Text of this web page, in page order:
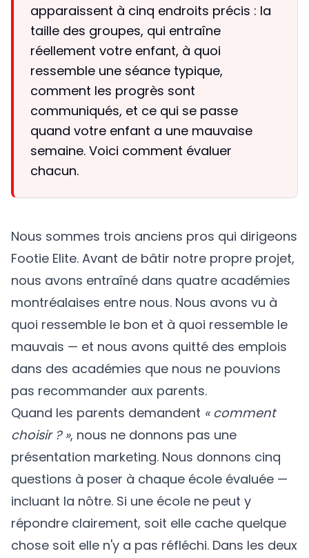
apparaissent à cinq endroits précis : la
taille des groupes, qui entraîne
réellement votre enfant, à quoi
ressemble une séance typique,
comment les progrès sont
communiqués, et ce qui se passe
quand votre enfant a une mauvaise
semaine. Voici comment évaluer
chacun.
Nous sommes trois anciens pros qui dirigeons
Footie Elite. Avant de bâtir notre propre projet,
nous avons entraîné dans quatre académies
montréalaises entre nous. Nous avons vu à
quoi ressemble le bon et à quoi ressemble le
mauvais — et nous avons quitté des emplois
dans des académies que nous ne pouvions
pas recommander aux parents.
Quand les parents demandent « comment
choisir ? », nous ne donnons pas une
présentation marketing. Nous donnons cinq
questions à poser à chaque école évaluée —
incluant la nôtre. Si une école ne peut y
répondre clairement, soit elle cache quelque
chose soit elle n'y a pas réfléchi. Dans les deux